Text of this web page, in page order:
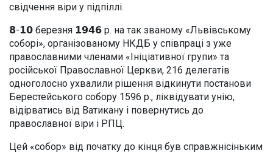
свідчення віри у підпіллі.
𝟴-𝟭𝟬 березня 𝟭𝟵𝟰𝟲 р. на так званому «Львівському
соборі», організованому НКДБ у співпраці з уже
православними членами «Ініціативної групи» та
російської Православної Церкви, 216 делегатів
одноголосно ухвалили рішення відкинути постанови
Берестейського собору 1596 р., ліквідувати унію,
відірватись від Ватикану і повернутись до
православної віри і РПЦ.
Цей «собор» від початку до кінця був справжнісіньким